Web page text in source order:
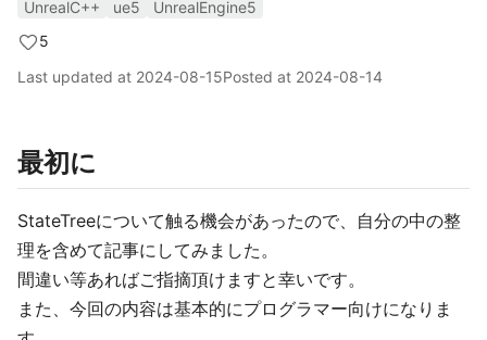
UnrealC++ ue5
UnrealEngine5
5
Last updated at 2024-08-15Posted at 2024-08-14
最初に
StateTreeについて触る機会があったので、自分の中の整
理を含めて記事にしてみました。
間違い等あればご指摘頂けますと幸いです。
また、今回の内容は基本的にプログラマー向けになりま